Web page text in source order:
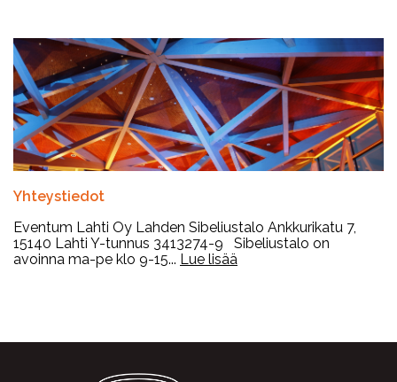
Yhteystiedot
Eventum Lahti Oy Lahden Sibeliustalo Ankkurikatu 7,
15140 Lahti Y-tunnus 3413274-9 Sibeliustalo on
avoinna ma-pe klo 9-15... Lue lisää